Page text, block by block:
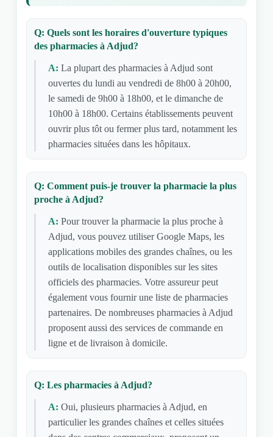
Q: Quels sont les horaires d'ouverture typiques
des pharmacies à Adjud?
A: La plupart des pharmacies à Adjud sont
ouvertes du lundi au vendredi de 8h00 à 20h00,
le samedi de 9h00 à 18h00, et le dimanche de
10h00 à 18h00. Certains établissements peuvent
ouvrir plus tôt ou fermer plus tard, notamment les
pharmacies situées dans les hôpitaux.
Q: Comment puis-je trouver la pharmacie la plus
proche à Adjud?
A: Pour trouver la pharmacie la plus proche à
Adjud, vous pouvez utiliser Google Maps, les
applications mobiles des grandes chaînes, ou les
outils de localisation disponibles sur les sites
officiels des pharmacies. Votre assureur peut
également vous fournir une liste de pharmacies
partenaires. De nombreuses pharmacies à Adjud
proposent aussi des services de commande en
ligne et de livraison à domicile.
Q: Les pharmacies à Adjud?
A: Oui, plusieurs pharmacies à Adjud, en
particulier les grandes chaînes et celles situées